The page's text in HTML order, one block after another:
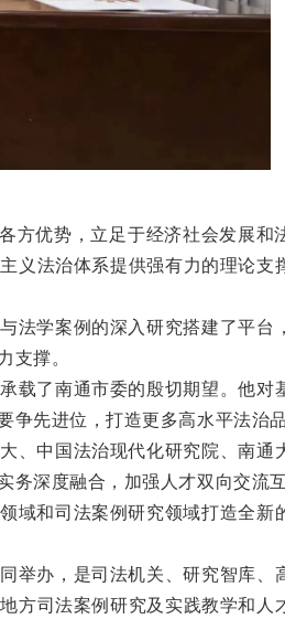
方优势，立足于经济社会发展和
义法治体系提供强有力的理论支
法学案例的深入研究搭建了平台
撑。
载了南通市委的殷切期望。他对
先进位，打造更多高水平法治品
、中国法治现代化研究院、南通
深度融合，加强人才双向交流互
域和司法案例研究领域打造全新
举办，是司法机关、研究智库、
方司法案例研究及实践教学和人